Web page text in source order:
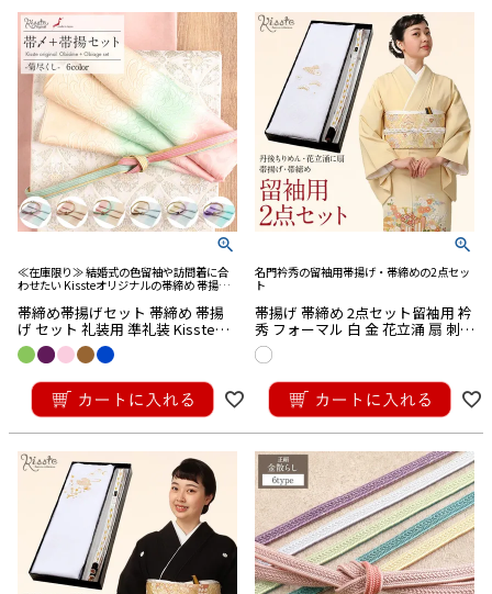
≪在庫限り≫ 結婚式の色留袖や訪問着に合
わせたい Kissteオリジナルの帯締め 帯揚げ
ト。こだわりの帯締めと帯揚げで上品な着物
姿を演出できます
帯締め帯揚げセット 帯締め 帯揚
げ セット 礼装用 準礼装 Kissteオ
リジナル 紫 浅葱 水色 薄黄 茶 白灰
桃 蜂蜜 シルク 正絹 日本製 全6タ
イプ メール便対応 色留袖 訪問着
礼装用 フォーマル 色無地 付け下
げ 結婚式 お宮参り 七五三 丹後ち
21,780税込
名門衿秀の留袖用帯揚げ・帯締めの2点セッ
ト
帯揚げ 帯締め 2点セット留袖用 衿
秀 フォーマル 白 金 花立涌 扇 刺繍
正絹 唐織 ネオクラッセ加工シル
ク 箱入り 丹後ちりめん
36,300税込